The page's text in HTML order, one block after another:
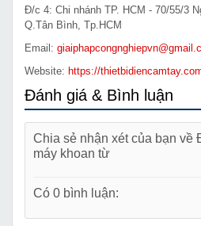
Đ/c 4: Chi nhánh TP. HCM - 70/55/3
Q.Tân Bình, Tp.HCM
Email:
Website: https://
Đánh giá & Bình luận
Chia sẻ nhận xét của bạn về
máy khoan từ
Có 0 bình luận: